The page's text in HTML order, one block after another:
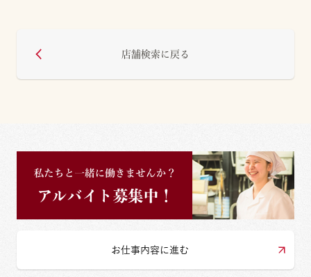
店舗検索に戻る
お仕事内容に進む